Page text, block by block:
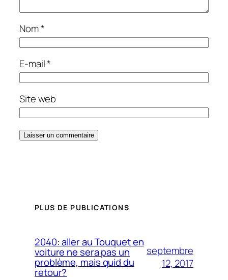
Nom*
E-mail*
Site web
PLUS DE PUBLICATIONS
2040: aller au Touquet en
voiture ne sera pas un
problème, mais quid du
retour?
septembre
12, 2017